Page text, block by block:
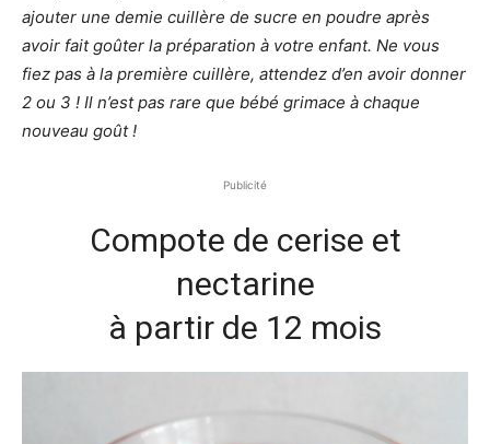
ajouter une demie cuillère de sucre en poudre après
avoir fait goûter la préparation à votre enfant. Ne vous
fiez pas à la première cuillère, attendez d’en avoir donner
2 ou 3 ! Il n’est pas rare que bébé grimace à chaque
nouveau goût !
Publicité
Compote de cerise et
nectarine
à partir de 12 mois